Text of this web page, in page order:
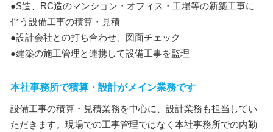
●S造、RC造のマンション・オフィス・工場等の新築工事に
伴う設備工事の積算・見積
●設計会社との打ち合わせ、図面チェック
●建築の施工管理と連携して設備工事を監理
本社事務所で積算・設計がメイン業務です
設備工事の積算・見積業務を中心に、設計業務も担当してい
ただきます。現場での工事管理ではなく本社事務所での内勤